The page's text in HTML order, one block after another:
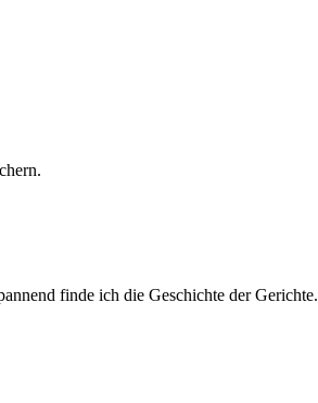
finde ich die Geschichte der Gerichte.